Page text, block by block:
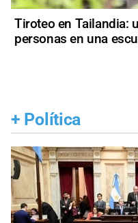
Tiroteo en Tailandia:
personas en una
+ Política